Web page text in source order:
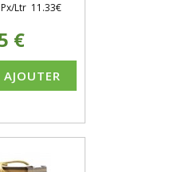
Ltr 11.33€
€
AJOUTER